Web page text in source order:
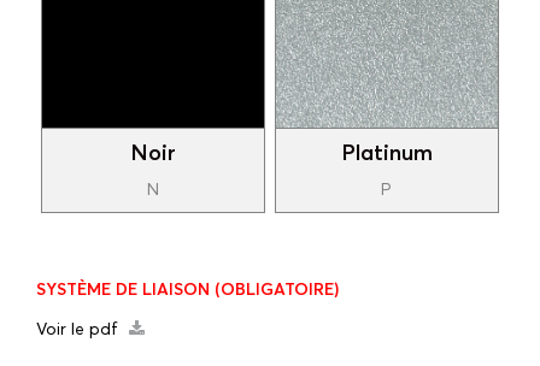
Noir
N
Platinum
P
SYSTÈME DE LIAISON (OBLIGATOIRE)
Voir le pdf